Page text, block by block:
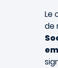
Le
de